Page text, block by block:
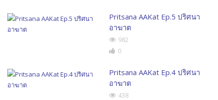
Pritsana AAKat Ep.5 ปริศนา
อาฆาต
982
0
Pritsana AAKat Ep.4 ปริศนา
อาฆาต
438